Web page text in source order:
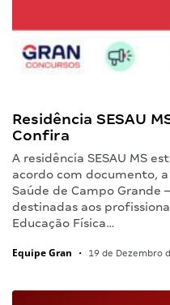
Residência SESAU
Confira
A residência SESAU MS
acordo com documento,
Saúde de Campo Grande
destinadas aos
Educação Física…
Equipe Gran • 19 de Dezembro